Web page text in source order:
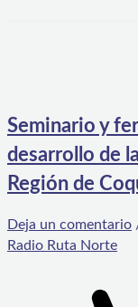
Seminario y
desarrollo de
Región de
Deja un comentario
Radio Ruta Norte